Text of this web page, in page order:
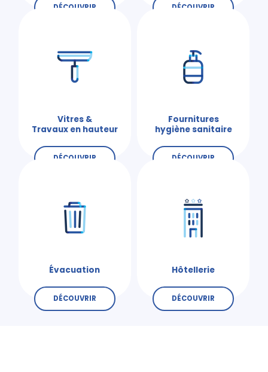
DÉCOUVRIR DÉCOUVRIR
Vitres &
Travaux en hauteur
DÉCOUVRIR
Fournitures
hygiène sanitaire
DÉCOUVRIR
Évacuation
DÉCOUVRIR
Hôtellerie
DÉCOUVRIR